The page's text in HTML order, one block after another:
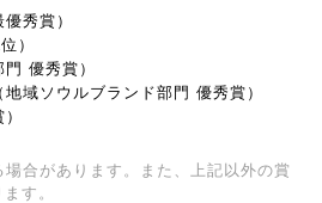
秀賞）
）
優秀賞）
域ソウルブランド部門 優秀賞）
合があります。また、上記以外の賞
す。